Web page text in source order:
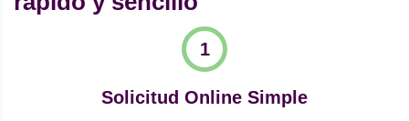
Solicitud Online Simple